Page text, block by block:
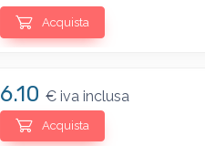
Acquista
6.10 € iva inclusa
Acquista